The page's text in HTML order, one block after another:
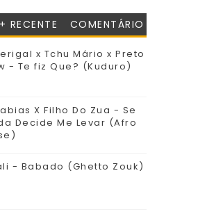
+ RECENTE COMENTÁRIO
x Tchu Mário x Preto
- Te fiz Que? (Kuduro)
X Filho Do Zua - Se
Decide Me Levar (Afro
- Babado (Ghetto Zouk)